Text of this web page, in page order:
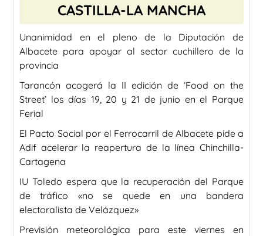
CASTILLA-LA MANCHA
Unanimidad en el pleno de la Diputación de
Albacete para apoyar al sector cuchillero de la
provincia
Tarancón acogerá la II edición de ‘Food on the
Street’ los días 19, 20 y 21 de junio en el Parque
Ferial
El Pacto Social por el Ferrocarril de Albacete pide a
Adif acelerar la reapertura de la línea Chinchilla-
Cartagena
IU Toledo espera que la recuperación del Parque
de tráfico «no se quede en una bandera
electoralista de Velázquez»
Previsión meteorológica para este viernes en